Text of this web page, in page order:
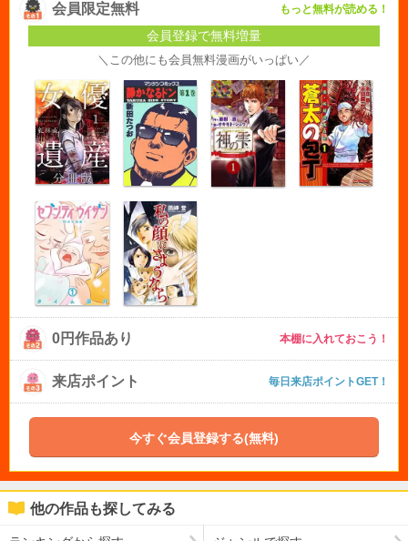
会員限定無料 もっと無料が読める！
会員登録で無料増量
＼この他にも会員無料漫画がいっぱい／
0円作品あり 本棚に入れておこう！
来店ポイント 毎日来店ポイントGET！
今すぐ会員登録する(無料)
他の作品も探してみる